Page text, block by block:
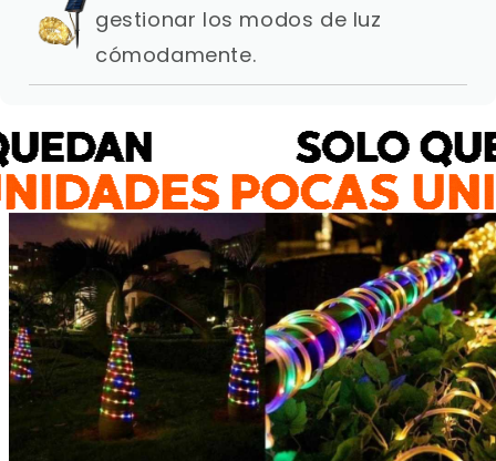
gestionar los modos de luz
cómodamente.